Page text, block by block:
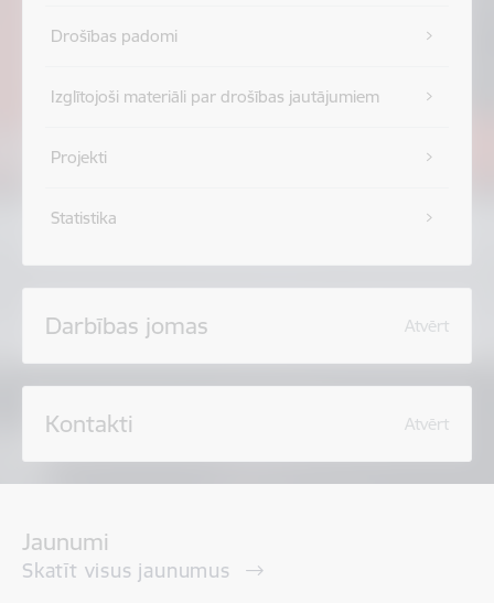
Drošības padomi
Izglītojoši materiāli par drošības jautājumiem
Projekti
Statistika
Darbības jomas Atvērt
Kontakti Atvērt
Jaunumi
Skatīt visus jaunumus